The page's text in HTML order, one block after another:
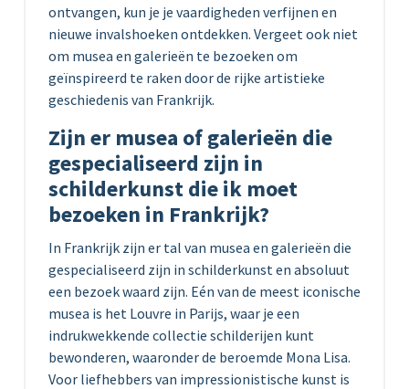
ontvangen, kun je je vaardigheden verfijnen en
nieuwe invalshoeken ontdekken. Vergeet ook niet
om musea en galerieën te bezoeken om
geïnspireerd te raken door de rijke artistieke
geschiedenis van Frankrijk.
Zijn er musea of galerieën die
gespecialiseerd zijn in
schilderkunst die ik moet
bezoeken in Frankrijk?
In Frankrijk zijn er tal van musea en galerieën die
gespecialiseerd zijn in schilderkunst en absoluut
een bezoek waard zijn. Eén van de meest iconische
musea is het Louvre in Parijs, waar je een
indrukwekkende collectie schilderijen kunt
bewonderen, waaronder de beroemde Mona Lisa.
Voor liefhebbers van impressionistische kunst is